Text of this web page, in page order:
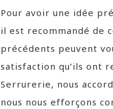
Pour avoir une idée
il est recommandé de
précédents peuvent
satisfaction qu’ils ont
Serrurerie, nous
nous nous efforçons